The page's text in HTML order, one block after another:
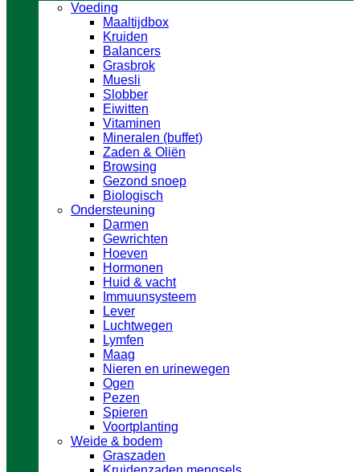
Voeding
Maaltijdbox
Kruiden
Balancers
Grasbrok
Muesli
Slobber
Eiwitten
Vitaminen
Mineralen (buffet)
Zaden & Oliën
Browsing
Gezond snoep
Biologisch
Ondersteuning
Darmen
Gewrichten
Hoeven
Hormonen
Huid & vacht
Immuunsysteem
Lever
Luchtwegen
Lymfen
Maag
Nieren en urinewegen
Ogen
Pezen
Spieren
Voortplanting
Weide & bodem
Graszaden